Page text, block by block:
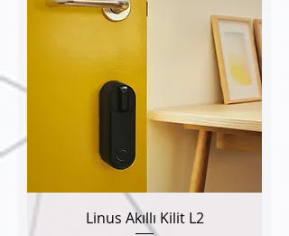
Linus Akıllı Kilit L2